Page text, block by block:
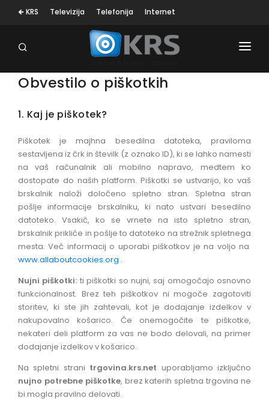
🡸 KRS Televizija Telefonija Internet
KLIMA NAPRAVE
SESALNIKI
TELEVIZORJI
BELA TEHNIKA
RAČUNALNIŠTVO
OSTALO
Obvestilo o piškotkih
1. Kaj je piškotek?
Piškotek je majhna besedilna datoteka, praviloma
sestavljena iz črk in številk (z oznako ID), ki se lahko namesti
na vaš računalnik ali mobilno napravo, medtem ko
dostopate do naših platform. Piškotki se ustvarijo, ko vaš
brskalnik naloži določeno spletno stran. Spletna stran
pošlje informacije brskalniku, ki nato ustvari besedilno
datoteko. Vsakič, ko se vrnete na isto spletno stran,
brskalnik prikliče in pošlje to datoteko na strežnik spletnega
mesta. Več informacij o uporabi piškotkov je na voljo na
www.allaboutcookies.org .
Nujni piškotki: ti piškotki so nujni, saj omogočajo osnovno
funkcionalnost. Brez teh piškotkov ni mogoče zagotoviti
storitev, ki ste jih zahtevali, kot je dodajanje izdelkov v
nakupovalno košarico. Če onemogočite te piškotke,
nekateri deli platform za vas ne bodo delovali, na primer
dodajanje izdelkov v košarico.
Na spletni strani trgovina.krs.net uporabljamo izključno
nujno potrebne piškotke, brez katerih spletna trgovina ne
bi mogla pravilno delovati.